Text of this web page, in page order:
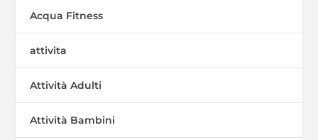
Acqua Fitness
attivita
Attività Adulti
Attività Bambini